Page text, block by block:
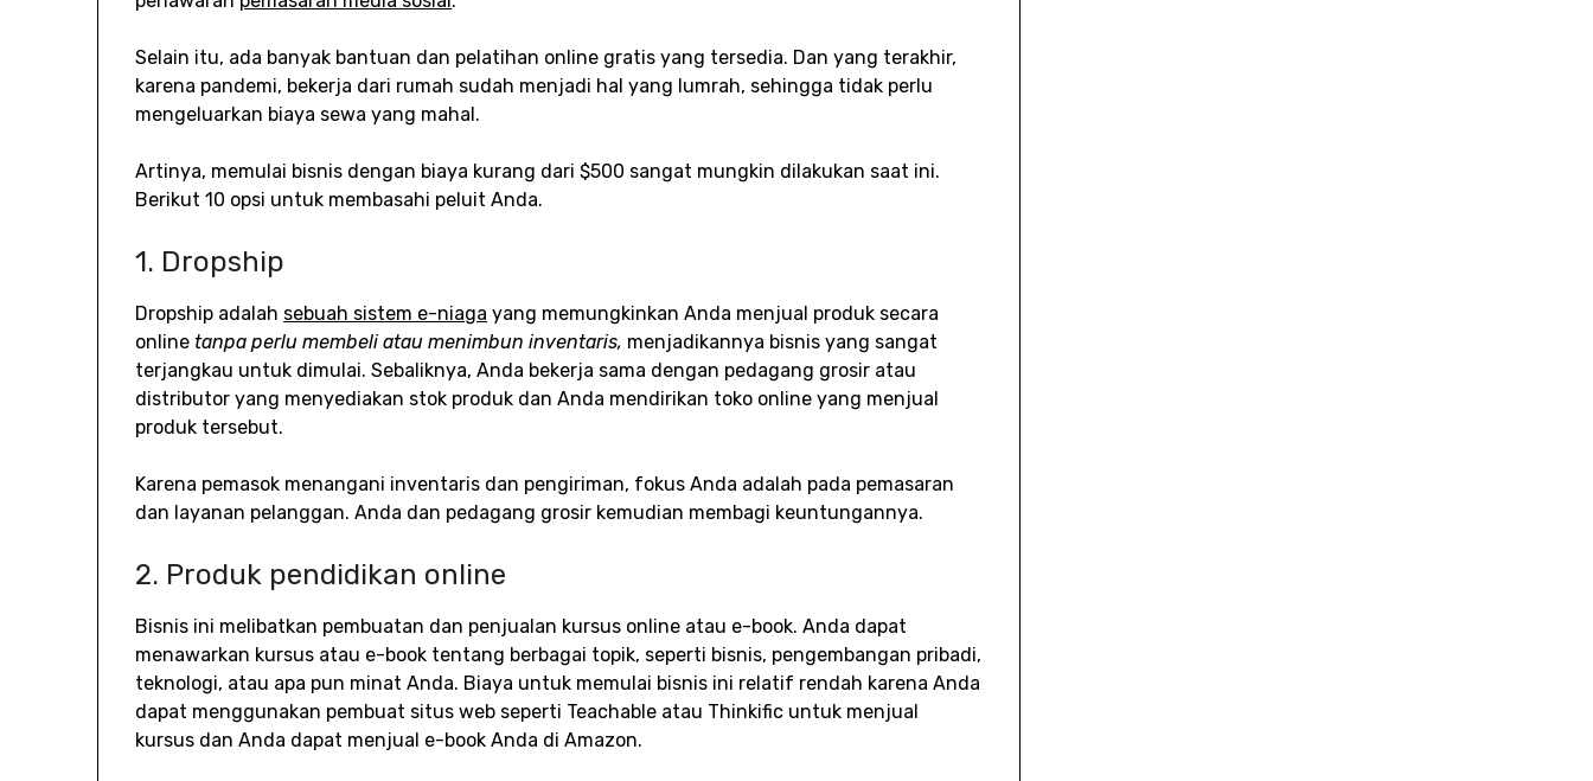
Selain itu, ada banyak bantuan dan pelatihan online gratis yang tersedia. Dan yang terakhir,
karena pandemi, bekerja dari rumah sudah menjadi hal yang lumrah, sehingga tidak perlu
mengeluarkan biaya sewa yang mahal.
Artinya, memulai bisnis dengan biaya kurang dari $500 sangat mungkin dilakukan saat ini.
Berikut 10 opsi untuk membasahi peluit Anda.
1. Dropship
Dropship adalah sebuah sistem e-niaga yang memungkinkan Anda menjual produk secara
onlinetanpa perlu membeli atau menimbun inventaris, menjadikannya bisnis yang sangat
terjangkau untuk dimulai. Sebaliknya, Anda bekerja sama dengan pedagang grosir atau
distributor yang menyediakan stok produk dan Anda mendirikan toko online yang menjual
produk tersebut.
Karena pemasok menangani inventaris dan pengiriman, fokus Anda adalah pada pemasaran
dan layanan pelanggan. Anda dan pedagang grosir kemudian membagi keuntungannya.
2. Produk pendidikan online
Bisnis ini melibatkan pembuatan dan penjualan kursus online atau e-book. Anda dapat
menawarkan kursus atau e-book tentang berbagai topik, seperti bisnis, pengembangan pribadi,
teknologi, atau apa pun minat Anda. Biaya untuk memulai bisnis ini relatif rendah karena Anda
dapat menggunakan pembuat situs web seperti Teachable atau Thinkific untuk menjual
kursus dan Anda dapat menjual e-book Anda di Amazon.